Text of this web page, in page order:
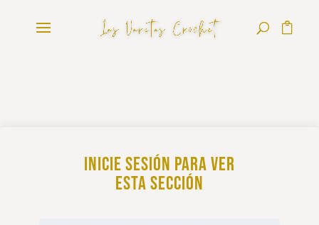
Inicie sesión para ver
esta sección